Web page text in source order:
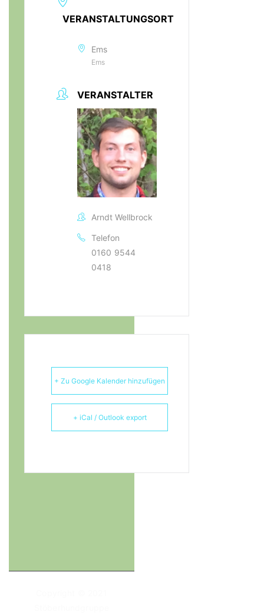
VERANSTALTUNGSORT
Ems
Ems
VERANSTALTER
Arndt Wellbrock
Telefon
0160 9544
0418
+ Zu Google Kalender hinzufügen
+ iCal / Outlook export